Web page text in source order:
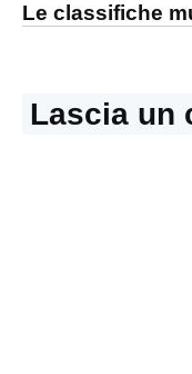
Le classifiche
Lascia un